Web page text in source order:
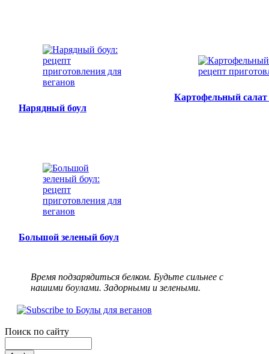
Нарядный боул
Картофельный салат
Большой зеленый боул
Время подзарядиться белком. Будьте сильнее с
нашими боулами. Задорными и зелеными.
Поиск по сайту